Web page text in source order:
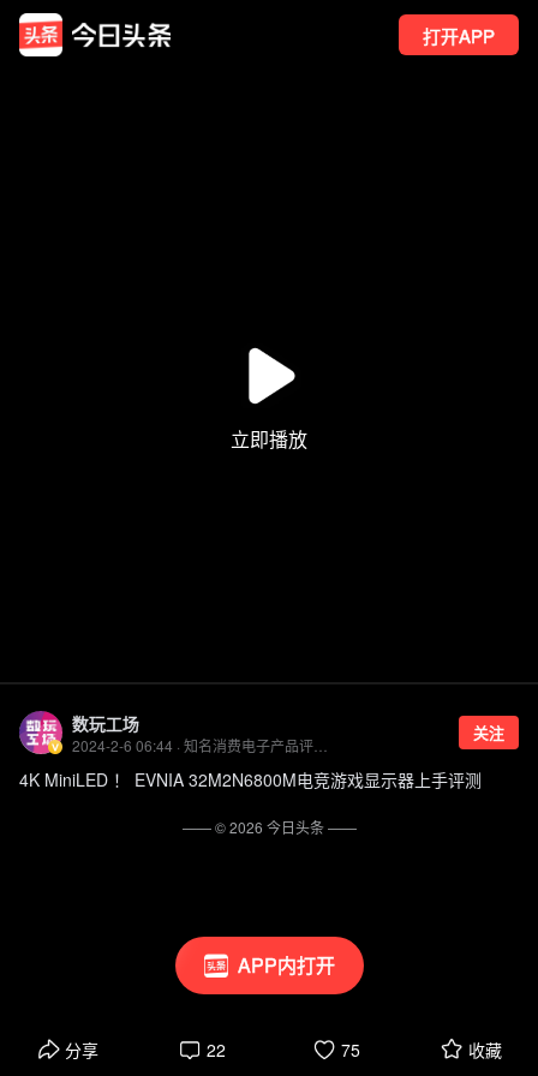
打开APP
APP内打开
数玩工场 关注
4K MiniLED ！ EVNIA 32M2N6800M电竞游戏显示器上手评测
分享 22 75 收藏
—— ©2026 今日头条——